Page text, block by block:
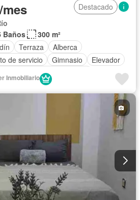
mes
Destacado
Baños
300 m²
Terraza
Alberca
de servicio Gimnasio
Elevador
con discapacidad
Sala polivalente
Internet
Inmobiliario